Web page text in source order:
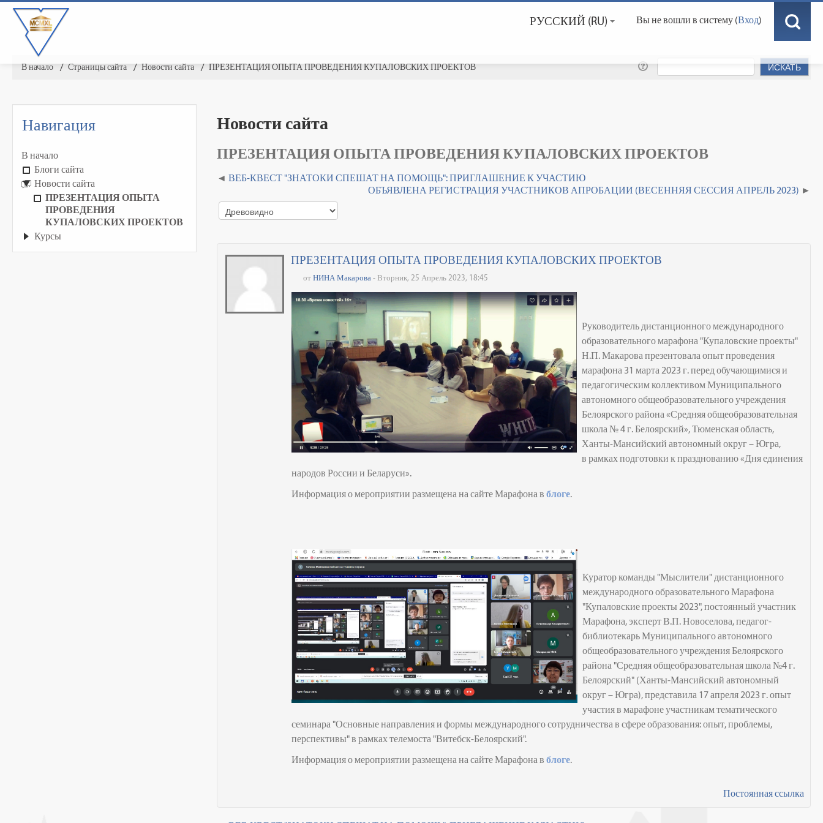
Вы не вошли в систему (Вход)
РУССКИЙ ‎(RU)‎
В начало ▶︎ Страницы сайта ▶︎ Новости сайта ▶︎ ПРЕЗЕНТАЦИЯ ОПЫТА ПРОВЕДЕНИЯ КУПАЛОВСКИХ ПРОЕКТОВ
Новости сайта
ПРЕЗЕНТАЦИЯ ОПЫТА ПРОВЕДЕНИЯ КУПАЛОВСКИХ ПРОЕКТОВ
ВЕБ-КВЕСТ "ЗНАТОКИ СПЕШАТ НА ПОМОЩЬ": ПРИГЛАШЕНИЕ К УЧАСТИЮ
ОБЪЯВЛЕНА РЕГИСТРАЦИЯ УЧАСТНИКОВ АПРОБАЦИИ (ВЕСЕННЯЯ СЕССИЯ АПРЕЛЬ 2023)
ПРЕЗЕНТАЦИЯ ОПЫТА ПРОВЕДЕНИЯ КУПАЛОВСКИХ ПРОЕКТОВ
отНИНА Макарова - Вторник, 25 Апрель 2023, 18:45
Руководитель дистанционного международного
образовательного марафона "Купаловские проекты"
Н.П. Макарова презентовала опыт проведения
марафона 31 марта 2023 г. перед обучающимися и
педагогическим коллективом Муниципального
автономного общеобразовательного учреждения
Белоярского района «Средняя общеобразовательная
школа № 4 г. Белоярский», Тюменская область,
Ханты-Мансийский автономный округ – Югра,
в рамках подготовки к празднованию «Дня единения
народов России и Беларуси».
Информация о мероприятии размещена на сайте Марафона вблоге.
Куратор команды "Мыслители" дистанционного
международного образовательного Марафона
"Купаловские проекты 2023", постоянный участник
Марафона, эксперт В.П. Новоселова, педагог-
библиотекарь Муниципального автономного
общеобразовательного учреждения Белоярского
района "Средняя общеобразовательная школа №4 г.
Белоярский" (Ханты-Мансийский автономный
округ – Югра), представила 17 апреля 2023 г. опыт
участия в марафоне участникам тематического
семинара "Основные направления и формы международного сотрудничества в сфере образования: опыт, проблемы,
перспективы" в рамках телемоста "Витебск-Белоярский".
Информация о мероприятии размещена на сайте Марафона вблоге.
Постоянная ссылка
Навигация
В начало
Блоги сайта
Новости сайта
ПРЕЗЕНТАЦИЯ ОПЫТА
ПРОВЕДЕНИЯ
КУПАЛОВСКИХ ПРОЕКТОВ
Курсы